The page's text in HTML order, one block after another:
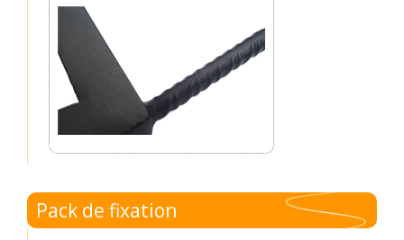
Pack de fixation